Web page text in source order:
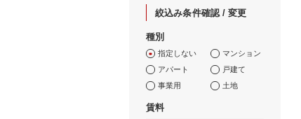
絞込み条件確認 / 変更
種別
指定しない
マンション
アパート
戸建て
事業用
土地
賃料